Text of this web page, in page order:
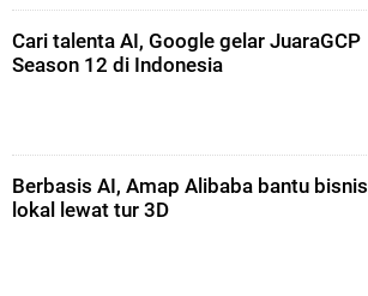
Cari talenta AI, Google gelar JuaraGCP
Season 12 di Indonesia
Berbasis AI, Amap Alibaba bantu bisnis
lokal lewat tur 3D